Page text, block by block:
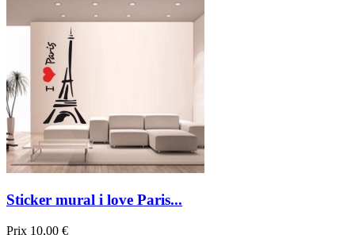
Sticker mural i love Paris...
Prix 10,00 €